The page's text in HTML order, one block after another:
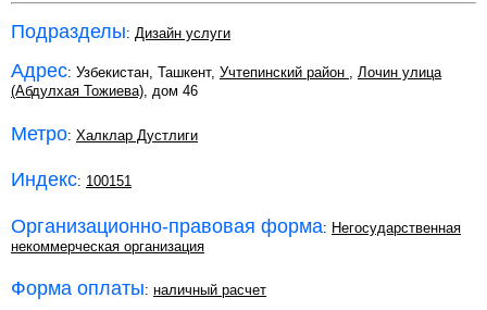
Подразделы: Дизайн услуги
Адрес: Узбекистан, Ташкент, Учтепинский район , Лочин улица
(Абдулхая Тожиева), дом 46
Метро: Халклар Дустлиги
Индекс: 100151
Организационно-правовая форма: Негосударственная
некоммерческая организация
Форма оплаты: наличный расчет